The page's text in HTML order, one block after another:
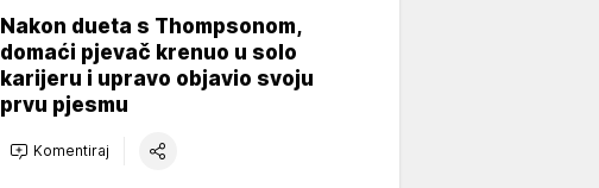
Nakon dueta s Thompsonom,
domaći pjevač krenuo u solo
karijeru i upravo objavio svoju
prvu pjesmu
Komentiraj